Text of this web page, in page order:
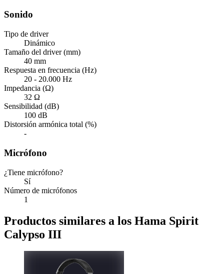
Sonido
Tipo de driver
Dinámico
Tamaño del driver (mm)
40 mm
Respuesta en frecuencia (Hz)
20 - 20.000 Hz
Impedancia (Ω)
32 Ω
Sensibilidad (dB)
100 dB
Distorsión armónica total (%)
-
Micrófono
¿Tiene micrófono?
Sí
Número de micrófonos
1
Productos similares a los Hama Spirit
Calypso III